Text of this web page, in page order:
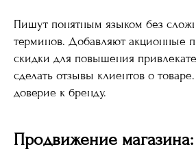
Пишут понятным языком без
терминов. Добавляют акционные
скидки для повышения
сделать отзывы клиентов о
доверие к бренду.
Продвижение магазина: